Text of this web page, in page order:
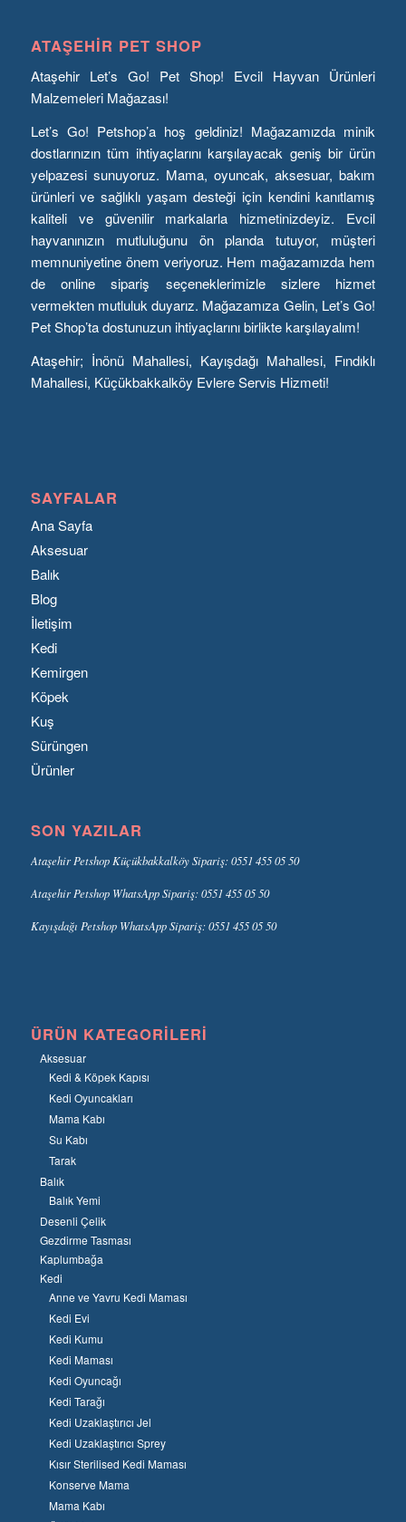
ATAŞEHIR PET SHOP
Ataşehir Let’s Go! Pet Shop! Evcil Hayvan Ürünleri
Malzemeleri Mağazası!
Let’s Go! Petshop’a hoş geldiniz! Mağazamızda minik
dostlarınızın tüm ihtiyaçlarını karşılayacak geniş bir ürün
yelpazesi sunuyoruz. Mama, oyuncak, aksesuar, bakım
ürünleri ve sağlıklı yaşam desteği için kendini kanıtlamış
kaliteli ve güvenilir markalarla hizmetinizdeyiz. Evcil
hayvanınızın mutluluğunu ön planda tutuyor, müşteri
memnuniyetine önem veriyoruz. Hem mağazamızda hem
de online sipariş seçeneklerimizle sizlere hizmet
vermekten mutluluk duyarız. Mağazamıza Gelin, Let’s Go!
Pet Shop’ta dostunuzun ihtiyaçlarını birlikte karşılayalım!
Ataşehir; İnönü Mahallesi, Kayışdağı Mahallesi, Fındıklı
Mahallesi, Küçükbakkalköy Evlere Servis Hizmeti!
SAYFALAR
Ana Sayfa
Aksesuar
Balık
Blog
İletişim
Kedi
Kemirgen
Köpek
Kuş
Sürüngen
Ürünler
SON YAZILAR
Ataşehir Petshop Küçükbakkalköy Sipariş: 0551 455 05 50
Ataşehir Petshop WhatsApp Sipariş: 0551 455 05 50
Kayışdağı Petshop WhatsApp Sipariş: 0551 455 05 50
ÜRÜN KATEGORILERI
Aksesuar
Kedi & Köpek Kapısı
Kedi Oyuncakları
Mama Kabı
Su Kabı
Tarak
Balık
Balık Yemi
Desenli Çelik
Gezdirme Tasması
Kaplumbağa
Kedi
Anne ve Yavru Kedi Maması
Kedi Evi
Kedi Kumu
Kedi Maması
Kedi Oyuncağı
Kedi Tarağı
Kedi Uzaklaştırıcı Jel
Kedi Uzaklaştırıcı Sprey
Kısır Sterilised Kedi Maması
Konserve Mama
Mama Kabı